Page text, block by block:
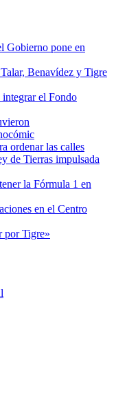
Gobierno pone en
Benavídez y Tigre
el Fondo
ordenar las calles
de Tierras impulsada
la Fórmula 1 en
en el Centro
por Tigre»